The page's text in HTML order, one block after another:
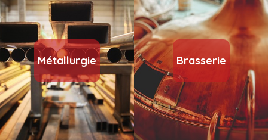
Métallurgie Brasserie